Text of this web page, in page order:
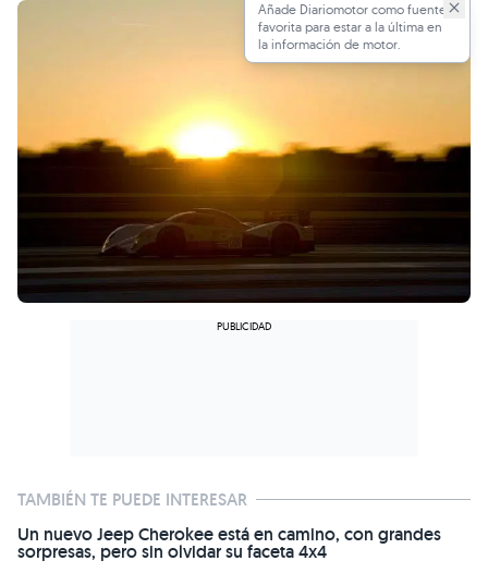
Añade Diariomotor como fuente
favorita para estar a la última en
la información de motor.
TAMBIÉN TE PUEDE INTERESAR
Un nuevo Jeep Cherokee está en camino, con grandes
sorpresas, pero sin olvidar su faceta 4x4